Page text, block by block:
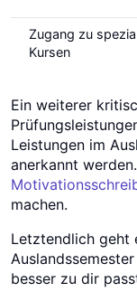
Zugang zu
Kursen
Ein weiterer
Leistungen im
anerkannt
machen.
Letztendlich geht
besser zu dir